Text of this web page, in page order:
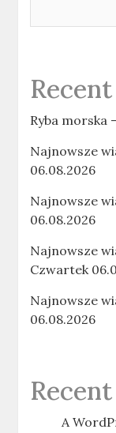
Ryba morska
Najnowsze
06.08.2026
Najnowsze
06.08.2026
Najnowsze
Czwartek
Najnowsze
06.08.2026
A